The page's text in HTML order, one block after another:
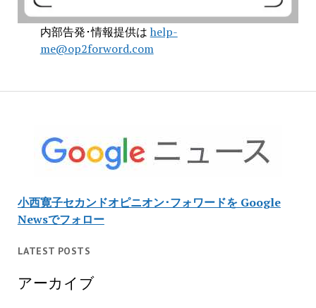
内部告発･情報提供は help-
me@op2forword.com
小西寛子セカンドオピニオン･フォワードを Google
Newsでフォロー
LATEST POSTS
アーカイブ